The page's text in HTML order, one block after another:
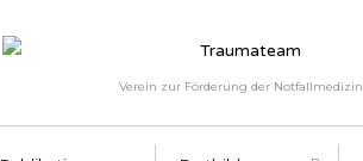
Verein zur Förderung der Notfallmedizin